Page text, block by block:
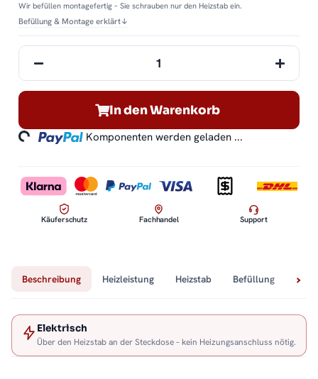
Wir befüllen montagefertig – Sie schrauben nur den Heizstab ein.
Befüllung & Montage erklärt↓
In den Warenkorb
Loading... Komponenten werden geladen ...
Käuferschutz Fachhandel Support
Beschreibung Heizleistung Heizstab Befüllung
Elektrisch
Über den Heizstab an der Steckdose – kein Heizungsanschluss nötig.